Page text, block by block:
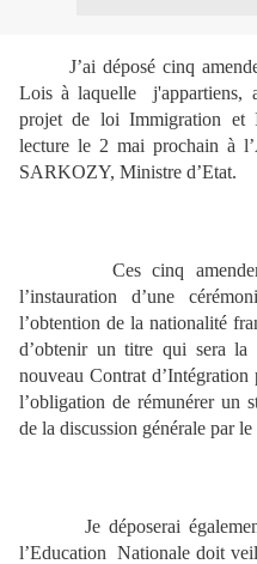
J’ai déposé cinq
Lois à laquelle j'appartiens,
projet de loi Immigration et
lecture le 2 mai prochain à
SARKOZY, Ministre d’Etat.
Ces cinq
l’instauration d’une
l’obtention de la nationalité
d’obtenir un titre qui sera la
nouveau Contrat
l’obligation de rémunérer un
de la discussion générale par
Je déposerai
l’Education
Nationale doit